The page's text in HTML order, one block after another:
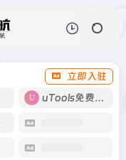
立即入驻
uTools免费工具箱